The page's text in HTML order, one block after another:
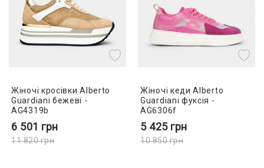
Жіночі кросівки Alberto
Guardiani бежеві -
AG4319b
6 501 грн
11 820грн
Жіночі кеди Alberto
Guardiani фуксія -
AG6306f
5 425 грн
10 850грн